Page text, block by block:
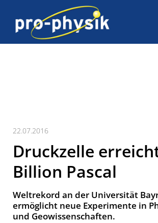
22.07.2016
Druckzelle
Billion Pascal
Weltrekord an der Universität
ermöglicht neue Experimente in
und Geowissenschaften.